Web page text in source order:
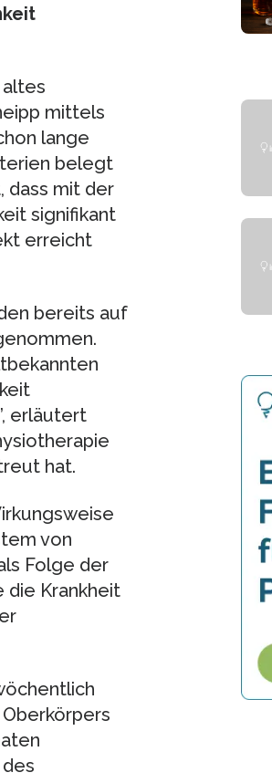
mittels
lange
belegt
dass mit der
signifikant
erreicht
bereits auf
erläutert
hat.
von
Folge der
die Krankheit